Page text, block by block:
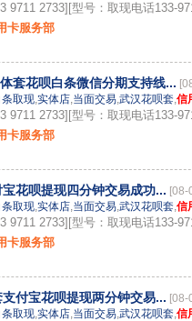
9711 2733][型号：取现电话133-
卡服务部
套花呗白条微信分期支持线...
取现,实体店,当面交易,武汉花呗套,信
9711 2733][型号：取现电话133-
卡服务部
花呗提现四分钟交易成功... [08-
取现,实体店,当面交易,武汉花呗套,信
9711 2733][型号：取现电话133-
卡服务部
付宝花呗提现两分钟交易... [08-
取现,实体店,当面交易,武汉花呗套,信